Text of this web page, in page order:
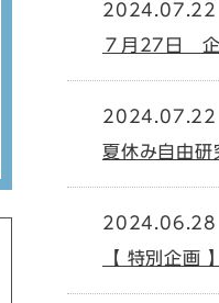
2024.07.22
７月27日 企
2024.07.22
夏休み自由
2024.06.28
【 特別企画